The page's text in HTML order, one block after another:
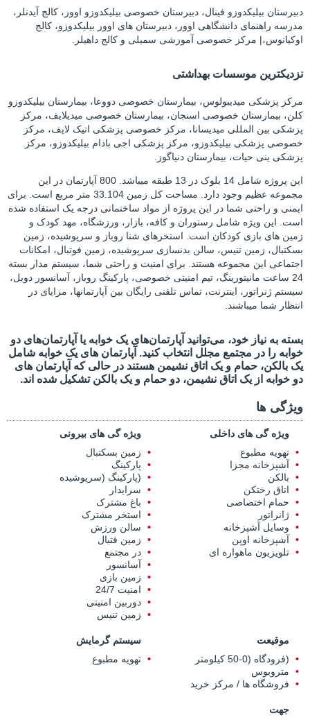
دبیرستان بیلیکدوزو فینال، دبیرستان خصوصی بیلیکدوزو اوور، کالج آیدنلر،
مدرسه راهنمای دانشگاهی اوور، دبیرستان های اوور بیلیکدوزو، کالج
اوکیانوس،| مرکز خصوصی آموزشی سمیلی و کالج داهیلر.
نزدیکترین موسسات بهداشتی
مرکز پزشکی میدیبولوس، بیمارستان خصوصی دووعا، بیمارستان بیلیکدوزو
کلن، بیمارستان خصوصی اسنجان، بیمارستان خصوصی میدیلایف، مرکز
پزشکی بین المللی میدیسانا، مرکز خصوصی پزشکی اتیک لایف، مرکز
خصوصی پزشکی بیلیکدوزو، مرکز پزشکی اجی بادام بیلیکدوزو، مرکز
پزشکی ینی حیات، بیمارستان دنیاگوز.
این پروژه شامل 14 بلوک در 13 طبقه میباشد. 800 آپارتمان در این
مجموعه عظیم وجود دارد. مساحت کل زمین 33.104 متر مربع است. برای
ایمنی و راحتی شما در این پروژه از مواد ساختمانی درجه یک استفاده شده
است. این ویژه شامل رستوران و کافه، بازار، ورزشگاه، مهد کودک و
زمین های بازی کودکان است. استخرهای شنا روباز و سرپوشیده، زمین
بسکتبال، زمین تنیس، سالن بدنسازی سرپوشیده، زمین فوتبال، امکانات
اجتماعی این مجموعه هستند. برای امنیت و راحتی شما، سیستم مدار بسته
24 ساعت مانیتورینگ، تیم امنیتی خصوصی، پارکینگ روباز، آسانسور دوبل،
سیستم ژنراتور، اینترنت، تماس تلفنی رایگان بین آپارتمانها، مزایای در
انتظار شما میباشند.
بسته به نیاز خود، می‌توانید آپارتمان‌های یک خوابه یا آپارتمان‌های دو
خوابه را در مجتمع مجلل انتخاب کنید. آپارتمان های یک خوابه شامل
یک بالکن، حمام و یک اتاق نشیمن هستند در حالی که آپارتمان های
دو خوابه از یک اتاق نشیمن، دو حمام و یک بالکن تشکیل شده اند.
ویژگی ها
ویژه گی های داخلی
تهویه مطبوع
آشپزخانه مجزا
بالکن
اتاق رختکن
حمام اختصاصی
ژانراتور
وسایل آشپزخانه
آشپزخانه اوپن
تلویزیون ماهواره ای
ویژه گی های بیرونی
زمین بسکتبال
پارکینگ
(پارکینگ (سرپوشیده
سرایدار
باغ مشترک
استخر مشترک
سالن ورزش
زمین فتبال
در مجتمع
آسانسور
زمین بازی
امنیت 24/7
دوربین امنیتی
زمین تنیس
موقیعت
(فرودگاه (0-50 کیلومتر
متروبوس
فروشگاه ها / مرکز خرید
سیستم گرمایش
تهویه مطبوع
جهت